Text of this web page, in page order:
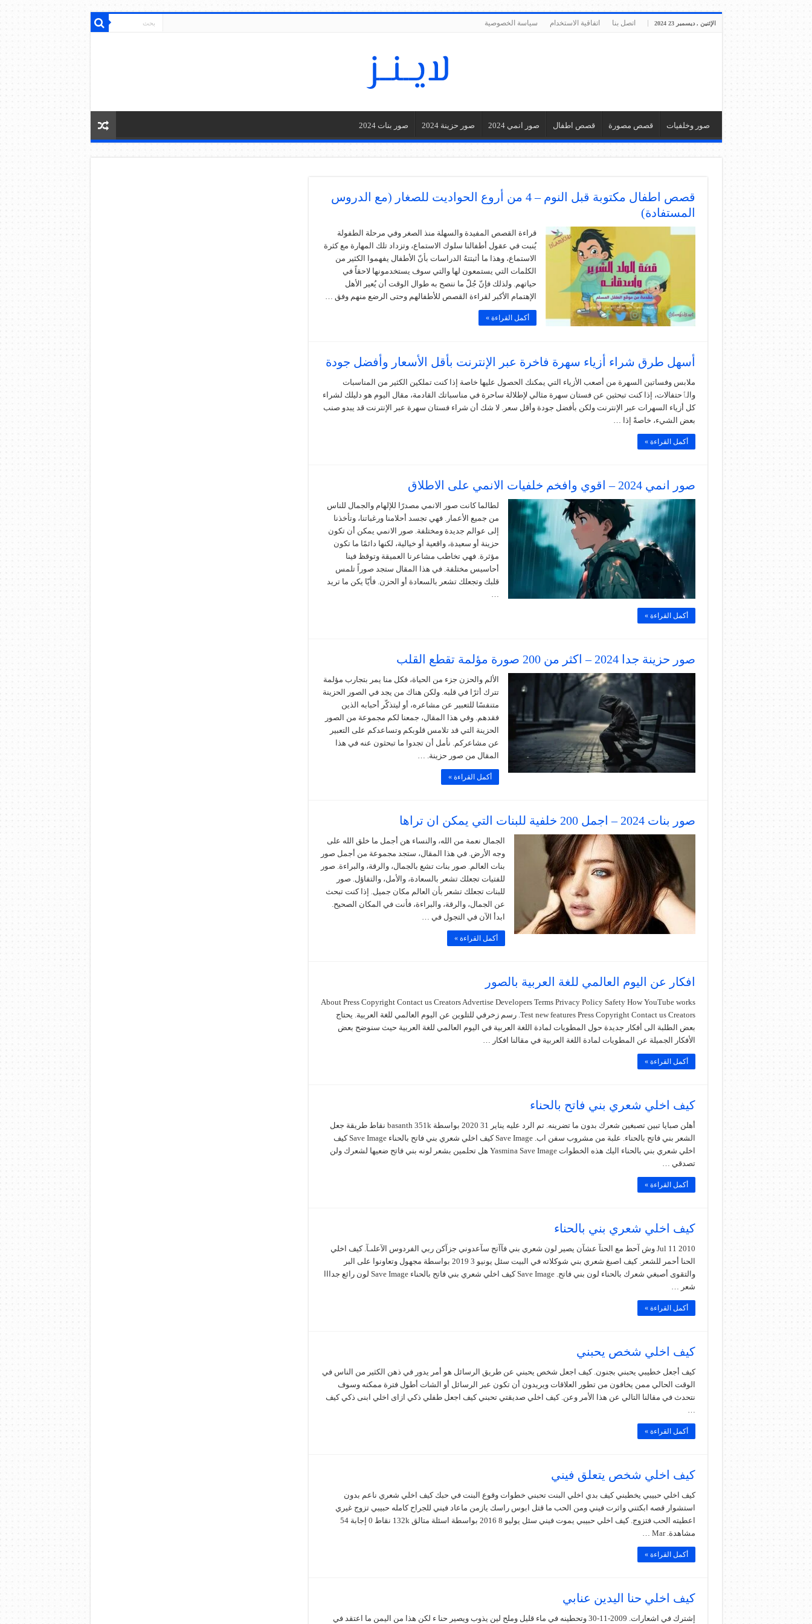
الإثنين , ديسمبر 23 2024 اتصل بنا اتفاقية الاستخدام سياسة الخصوصية
صور وخلفيات قصص مصورة قصص اطفال صور انمي 2024 صور حزينة 2024 صور بنات 2024
قصص اطفال مكتوبة قبل النوم – 4 من أروع الحواديت للصغار (مع الدروس
المستفادة)
قراءة القصص المفيدة والسهلة منذ الصغر وفي مرحلة الطفولة
يُنبت في عقول أطفالنا سلوك الاستماع، وتزداد تلك المهارة مع كثرة
الاستماع، وهذا ما أثبتتهُ الدراسات بأنّ الأطفال يفهموا الكثير من
الكلمات التي يستمعون لها والتي سوف يستخدمونها لاحقاً في
حياتهم. ولذلك فإنّ جُلّ ما ننصح به طوال الوقت أن يُعير الأهل
الإهتمام الأكبر لقراءة القصص للأطفالهم وحتى الرضع منهم وفق …
أكمل القراءة »
أسهل طرق شراء أزياء سهرة فاخرة عبر الإنترنت بأقل الأسعار وأفضل جودة
ملابس وفساتين السهرة من أصعب الأزياء التي يمكنك الحصول عليها خاصة إذا كنت تملكين الكثير من المناسبات
والٱحتفالات، إذا كنت تبحثين عن فستان سهرة مثالي لإطلالة ساحرة في مناسباتك القادمة، مقال اليوم هو دليلك لشراء
كل أزياء السهرات عبر الإنترنت ولكن بأفضل جودة وأقل سعر. لا شك أن شراء فستان سهرة عبر الإنترنت قد يبدو صنب
بعض الشيء، خاصةً إذا …
أكمل القراءة »
صور انمي 2024 – اقوي وافخم خلفيات الانمي على الاطلاق
لطالما كانت صور الانمي مصدرًا للإلهام والجمال للناس
من جميع الأعمار. فهي تجسد أحلامنا ورغباتنا، وتأخذنا
إلى عوالم جديدة ومختلفة. صور الانمي يمكن أن تكون
حزينة أو سعيدة، واقعية أو خيالية، لكنها دائمًا ما تكون
مؤثرة. فهي تخاطب مشاعرنا العميقة وتوقظ فينا
أحاسيس مختلفة. في هذا المقال ستجد صوراً تلمس
قلبك وتجعلك تشعر بالسعادة أو الحزن. فأيّا يكن ما تريد
…
أكمل القراءة »
صور حزينة جدا 2024 – اكثر من 200 صورة مؤلمة تقطع القلب
الألم والحزن جزء من الحياة، فكل منا يمر بتجارب مؤلمة
تترك أثرًا في قلبه. ولكن هناك من يجد في الصور الحزينة
متنفسًا للتعبير عن مشاعره، أو ليتذكّر أحبابه الذين
فقدهم. وفي هذا المقال، جمعنا لكم مجموعة من الصور
الحزينة التي قد تلامس قلوبكم وتساعدكم على التعبير
عن مشاعركم. نأمل أن تجدوا ما تبحثون عنه في هذا
المقال من صور حزينة. …
أكمل القراءة »
صور بنات 2024 – اجمل 200 خلفية للبنات التي يمكن ان تراها
الجمال نعمة من الله، والنساء هن أجمل ما خلق الله على
وجه الأرض. في هذا المقال، ستجد مجموعة من أجمل صور
بنات العالم. صور بنات تشع بالجمال، والرقة، والبراءة. صور
للفتيات تجعلك تشعر بالسعادة، والأمل، والتفاؤل. صور
للبنات تجعلك تشعر بأن العالم مكان جميل. إذا كنت تبحث
عن الجمال، والرقة، والبراءة، فأنت في المكان الصحيح.
ابدأ الآن في التجول في …
أكمل القراءة »
افكار عن اليوم العالمي للغة العربية بالصور
About Press Copyright Contact us Creators Advertise Developers Terms Privacy Policy Safety How YouTube works
Test new features Press Copyright Contact us Creators. رسم زخرفي للتلوين عن اليوم العالمي للغة العربية. يحتاج
بعض الطلبة الى أفكار جديدة حول المطويات لمادة اللغة العربية في اليوم العالمي للغة العربية حيث سنوضح بعض
الأفكار الجميلة عن المطويات لمادة اللغة العربية في مقالنا افكار …
أكمل القراءة »
كيف اخلي شعري بني فاتح بالحناء
أهلن صبايا تبين تصبغين شعرك بدون ما تضرينه. تم الرد عليه يناير 31 2020 بواسطة basanth 351k نقاط طريقة جعل
الشعر بني فاتح بالحناء. علبة من مشروب سفن اب. Save Image كيف اخلي شعري بني فاتح بالحناء Save Image كيف
اخلي شعري بني بالحناء اليك هذه الخطوات Yasmina Save Image هل تحلمين بشعر لونه بني فاتح ضعيها لشعرك ولن
تصدقي …
أكمل القراءة »
كيف اخلي شعري بني بالحناء
Jul 11 2010 وش آحط مع الحنآ عشآن يصير لون شعري بني فآآتح سآعدوني جزآكن ربي الفردوس الآعلىـآ. كيف اخلي
الحنا أحمر للشعر. كيف اصبغ شعري بني شوكلاته في البيت سئل يونيو 3 2019 بواسطة مجهول وتعاونوا على البر
والتقوى أصبغي شعرك بالحناء لون بني فاتح. Save Image كيف اخلي شعري بني فاتح بالحناء Save Image لون رائع جدااا
شعر …
أكمل القراءة »
كيف اخلي شخص يحبني
كيف أجعل خطيبي يحبني بجنون. كيف اجعل شخص يحبني عن طريق الرسائل هو أمر يدور في ذهن الكثير من الناس في
الوقت الحالي ممن يخافون من تطور العلاقات ويريدون أن تكون عبر الرسائل أو الشات أطول فترة ممكنه وسوف
نتحدث في مقالنا التالي عن هذا الأمر وعن. كيف اخلي صديقتي تحبني كيف اجعل طفلي ذكي ازاى اخلي ابنى ذكي كيف
…
أكمل القراءة »
كيف اخلي شخص يتعلق فيني
كيف اخلي حبيبي يخطبني كيف بدي اخلي البنت تحبني خطوات وقوع البنت في حبك كيف اخلي شعري ناعم بدون
استشوار قصه ابكتني واثرت فيني ومن الحب ما قتل ابوس راسك يازمن ماعاد فيني للجراح كامله حبيبي تزوج غيري
اعطيته الحب فتزوج. كيف اخلي حبيبي يموت فيني سئل يوليو 8 2016 بواسطة اسئلة متالق 132k نقاط 0 إجابة 54
مشاهدة. Mar …
أكمل القراءة »
كيف اخلي حنا اليدين عنابي
إشترك في اشعارات. 2009-11-30 وتحطينه في ماء قليل وملح لين يذوب ويصير حنا ء لكن هذا من اليمن ما اعتقد في